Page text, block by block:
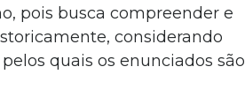
pois busca compreender e
considerando
quais os enunciados são